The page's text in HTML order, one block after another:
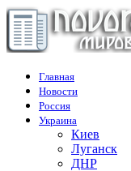
Главная
Новости
Россия
Украина
Киев
Луганск
ДНР